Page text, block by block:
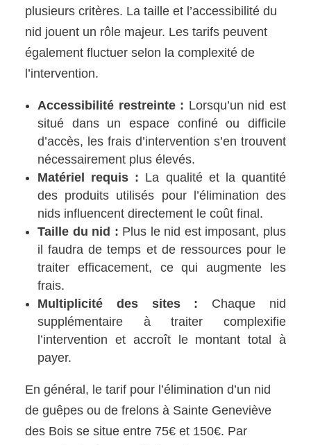
plusieurs critères. La taille et l’accessibilité du
nid jouent un rôle majeur. Les tarifs peuvent
également fluctuer selon la complexité de
l’intervention.
Accessibilité restreinte : Lorsqu’un nid est
situé dans un espace confiné ou difficile
d’accès, les frais d’intervention s’en trouvent
nécessairement plus élevés.
Matériel requis : La qualité et la quantité
des produits utilisés pour l’élimination des
nids influencent directement le coût final.
Taille du nid : Plus le nid est imposant, plus
il faudra de temps et de ressources pour le
traiter efficacement, ce qui augmente les
frais.
Multiplicité des sites : Chaque nid
supplémentaire à traiter complexifie
l’intervention et accroît le montant total à
payer.
En général, le tarif pour l’élimination d’un nid
de guêpes ou de frelons à Sainte Geneviève
des Bois se situe entre 75€ et 150€. Par